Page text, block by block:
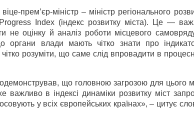
прем’єр-міністр – міністр регіонального
Index (індекс розвитку міста). Це —
не оцінку й аналіз роботи місцевого
органи влади мають чітко знати про
чітко розуміти, що саме слід впровадити в
що головною загрозою для цього
важливо в індексі динаміки розвитку міст
у всіх європейських країнах», – цитує